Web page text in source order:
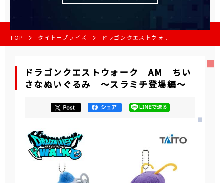
TOP タイトープライズ ドラゴンクエストウォ...
ドラゴンクエストウォーク AM ちい
さなぬいぐるみ ～スラミチ登場編～